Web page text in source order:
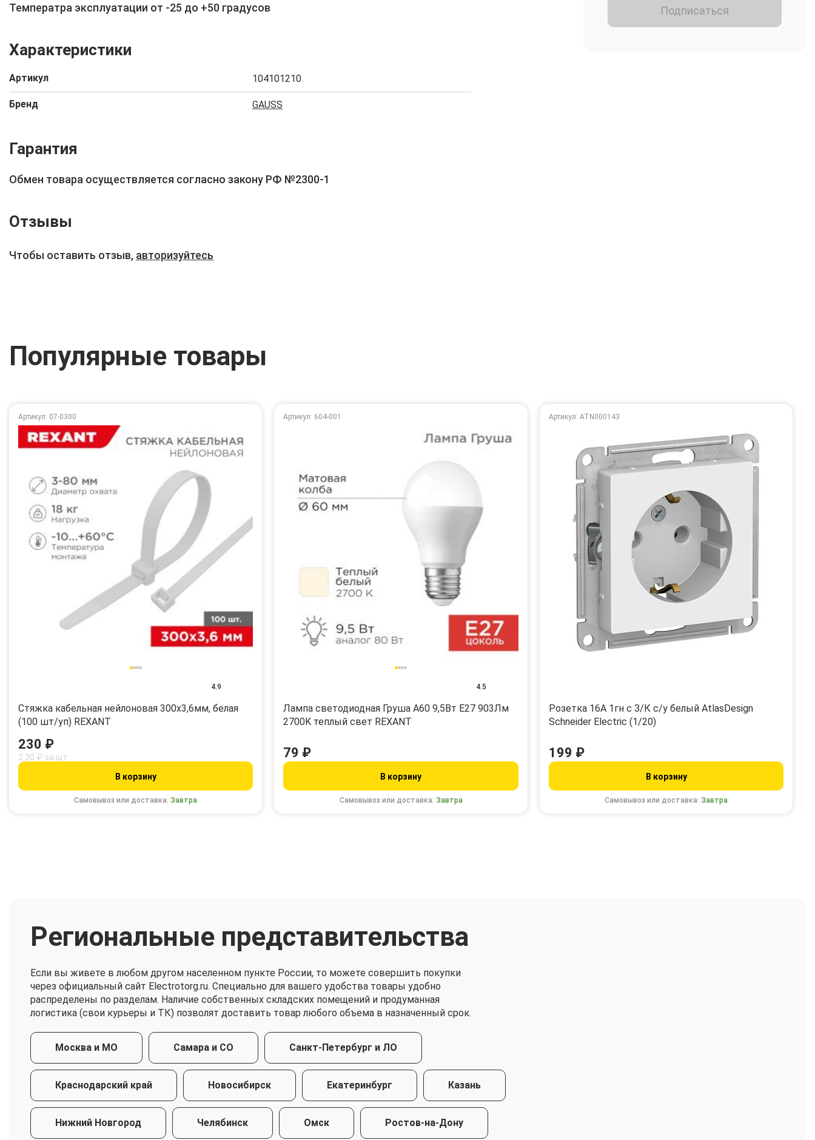
Температра эксплуатации от -25 до +50 градусов
Характеристики
Артикул 104101210
Бренд GAUSS
Гарантия
Обмен товара осуществляется согласно закону РФ №2300-1
Отзывы
Чтобы оставить отзыв, авторизуйтесь
Подписаться
Популярные товары
Артикул: 07-0300
4.9
Стяжка кабельная нейлоновая 300x3,6мм, белая
(100 шт/уп) REXANT
Самовывоз или доставка:Завтра
230 ₽
2.30 ₽ за шт
В корзину
Артикул: 604-001
4.5
Лампа светодиодная Груша A60 9,5Вт E27 903Лм
2700K теплый свет REXANT
Самовывоз или доставка: Завтра
79 ₽
В корзину
Артикул: ATN000143
Розетка 16А 1гн с З/К с/у белый AtlasDesign
Schneider Electric (1/20)
Самовывоз или доставка:Завтра
199 ₽
В корзину
Региональные представительства
Если вы живете в любом другом населенном пункте России, то можете совершить покупки
через официальный сайт Electrotorg.ru. Специально для вашего удобства товары удобно
распределены по разделам. Наличие собственных складских помещений и продуманная
логистика (свои курьеры и ТК) позволят доставить товар любого объема в назначенный срок.
Москва и МО Самара и СО Санкт-Петербург и ЛО
Краснодарский край Новосибирск Екатеринбург Казань
Нижний Новгород Челябинск Омск Ростов-на-Дону